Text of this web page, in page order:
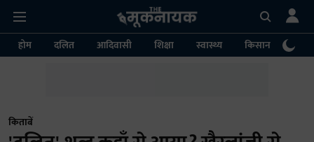
होम दलित आदिवासी शिक्षा स्वास्थ्य किसान
किताबें